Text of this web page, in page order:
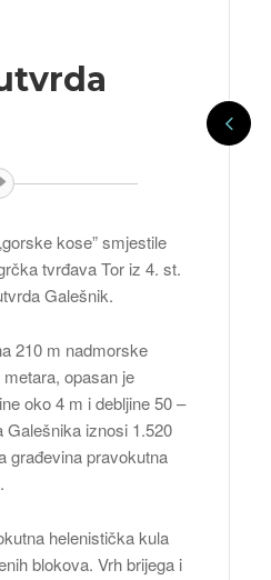
kose” smjestile
tvrđava Tor iz 4. st.
Galešnik.
210 m nadmorske
opasan je
oko 4 m i debljine 50 –
iznosi 1.520
građevina pravokutna
.
helenistička kula
blokova. Vrh brijega i